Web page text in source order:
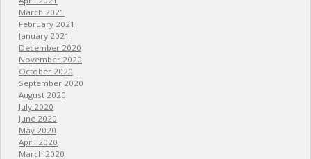
March 2021
February 2021
January 2021
December 2020
November 2020
October 2020
September 2020
August 2020
July 2020
June 2020
May 2020
April 2020
March 2020